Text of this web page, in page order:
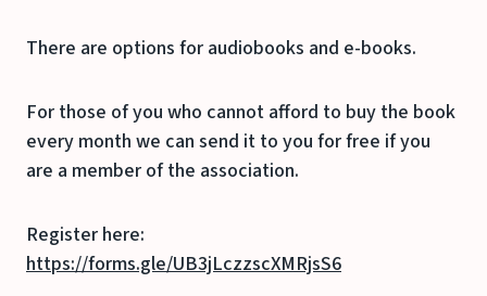
There are options for audiobooks and e-books.
For those of you who cannot afford to buy the book
every month we can send it to you for free if you
are a member of the association.
Register here:
https://forms.gle/UB3jLczzscXMRjsS6